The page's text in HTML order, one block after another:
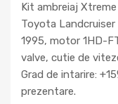
Kit ambreiaj
Toyota
1995, motor 1HD-
valve, cutie de
Grad de intarire:
prezentare.